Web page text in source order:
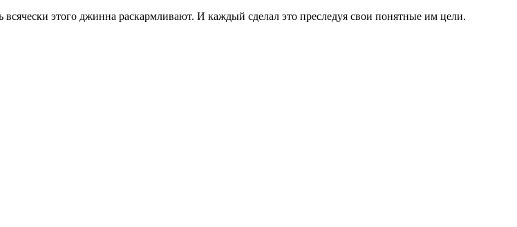
этого джинна раскармливают. И каждый сделал это преследуя свои понятные им цели.